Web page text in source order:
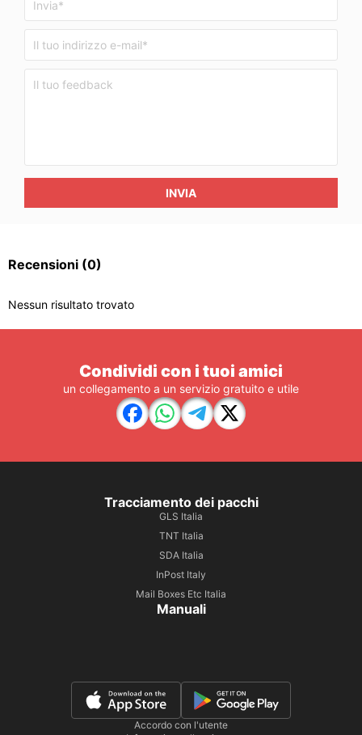
INVIA
Recensioni (0)
Nessun risultato trovato
Condividi con i tuoi amici
un collegamento a un servizio gratuito e utile
Tracciamento dei pacchi
GLS Italia
TNT Italia
SDA Italia
InPost Italy
Mail Boxes Etc Italia
Manuali
Accordo con l'utente